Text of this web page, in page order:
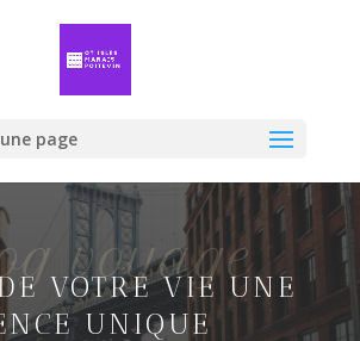
page
voyage
VOTRE VIE UNE
UNIQUE